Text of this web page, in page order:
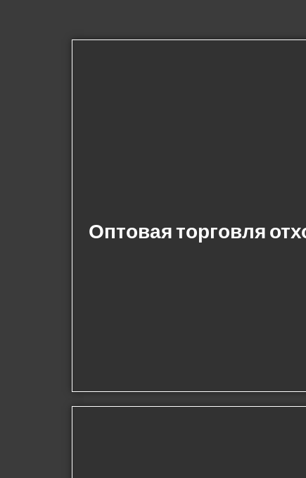
Оптовая торговля